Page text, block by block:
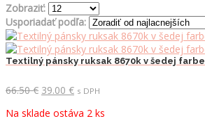
Zobraziť:
Usporiadať podľa:
Textilný pánsky ruksak 8670k v šedej farbe
66.50€ Pôvodná
bola:
39.00 €Aktuálna
je:
s DPH
Na sklade ostáva 2 ks